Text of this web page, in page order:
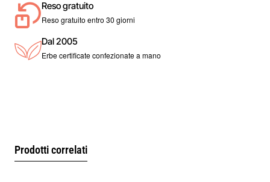
Prodotto artigianale.
Reso gratuito
Reso gratuito entro 30 giorni
Dal 2005
Erbe certificate confezionate a mano
Prodotti correlati